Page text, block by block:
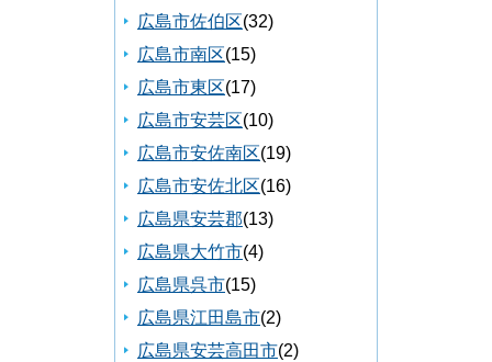
広島市佐伯区(32)
広島市南区(15)
広島市東区(17)
広島市安芸区(10)
広島市安佐南区(19)
広島市安佐北区(16)
広島県安芸郡(13)
広島県大竹市(4)
広島県呉市(15)
広島県江田島市(2)
広島県安芸高田市(2)